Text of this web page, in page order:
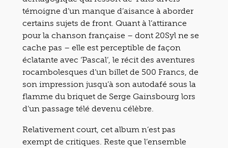
témoigne d’un manque d’aisance à aborder
certains sujets de front. Quant à l’attirance
pour la chanson française – dont 20Syl ne se
cache pas – elle est perceptible de façon
éclatante avec ‘Pascal’, le récit des aventures
rocambolesques d’un billet de 500 Francs, de
son impression jusqu’à son autodafé sous la
flamme du briquet de Serge Gainsbourg lors
d’un passage télé devenu célèbre.
Relativement court, cet album n’est pas
exempt de critiques. Reste que l’ensemble